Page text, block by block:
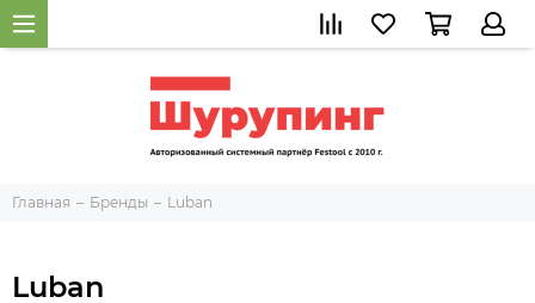
Главная Бренды Luban
Luban